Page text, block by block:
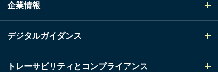
企業情報
デジタルガイダンス
トレーサビリティとコンプライアンス